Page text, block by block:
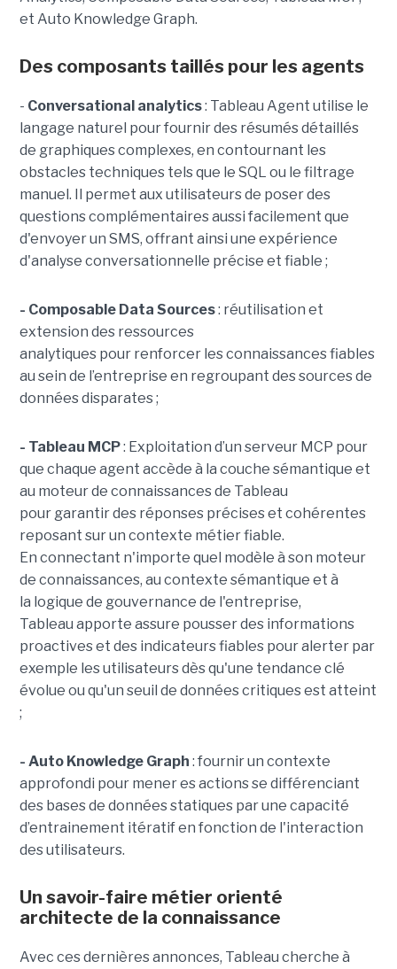
et Auto Knowledge Graph.
Des composants taillés pour les agents
- Conversational analytics: Tableau Agent utilise le
langage naturel pour fournir des résumés détaillés
de graphiques complexes, en contournant les
obstacles techniques tels que le SQL ou le filtrage
manuel. Il permet aux utilisateurs de poser des
questions complémentaires aussi facilement que
d'envoyer un SMS, offrant ainsi une expérience
d'analyse conversationnelle précise et fiable ;
- Composable Data Sources: réutilisation et
extension des ressources
analytiques pour renforcer les connaissances fiables
au sein de l’entreprise en regroupant des sources de
données disparates ;
- Tableau MCP: Exploitation d’un serveur MCP pour
que chaque agent accède à la couche sémantique et
au moteur de connaissances de Tableau
pour garantir des réponses précises et cohérentes
reposant sur un contexte métier fiable.
En connectant n'importe quel modèle à son moteur
de connaissances, au contexte sémantique et à
la logique de gouvernance de l'entreprise,
Tableau apporte assure pousser des informations
proactives et des indicateurs fiables pour alerter par
exemple les utilisateurs dès qu'une tendance clé
évolue ou qu'un seuil de données critiques est atteint
;
- Auto Knowledge Graph : fournir un contexte
approfondi pour mener es actions se différenciant
des bases de données statiques par une capacité
d’entrainement itératif en fonction de l'interaction
des utilisateurs.
Un savoir-faire métier orienté
architecte de la connaissance
Avec ces dernières annonces, Tableau cherche à